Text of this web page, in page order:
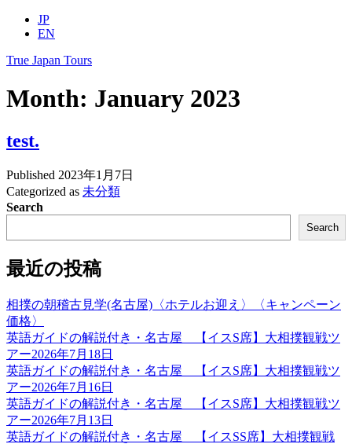
Skip
JP
EN
True Japan Tours
Month: January 2023
test.
Published 2023年1月7日
Categorized as 未分類
Search
Search
最近の投稿
相撲の朝稽古見学(名古屋)〈ホテルお迎え〉〈キャンペーン
価格〉
英語ガイドの解説付き・名古屋 【イスS席】大相撲観戦ツ
アー2026年7月18日
英語ガイドの解説付き・名古屋 【イスS席】大相撲観戦ツ
アー2026年7月16日
英語ガイドの解説付き・名古屋 【イスS席】大相撲観戦ツ
アー2026年7月13日
英語ガイドの解説付き・名古屋 【イスSS席】大相撲観戦